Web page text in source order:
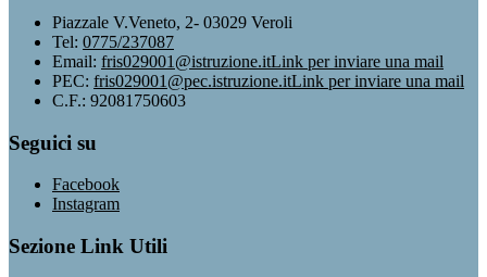
Piazzale V.Veneto, 2- 03029 Veroli
Tel: 0775/237087
Email: fris029001@istruzione.itLink per inviare una mail
PEC: fris029001@pec.istruzione.itLink per inviare una mail
C.F.: 92081750603
Seguici su
Facebook
Instagram
Sezione Link Utili